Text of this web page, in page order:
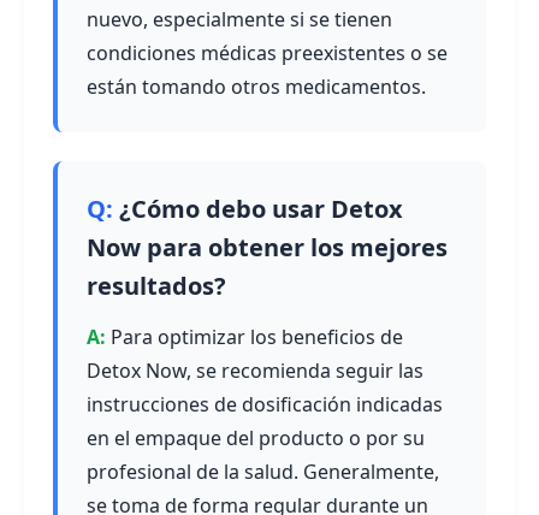
nuevo, especialmente si se tienen
condiciones médicas preexistentes o se
están tomando otros medicamentos.
¿Cómo debo usar Detox
Now para obtener los mejores
resultados?
Para optimizar los beneficios de
Detox Now, se recomienda seguir las
instrucciones de dosificación indicadas
en el empaque del producto o por su
profesional de la salud. Generalmente,
se toma de forma regular durante un